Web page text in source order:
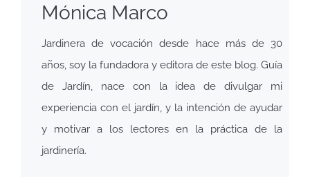
Mónica Marco
Jardinera de vocación desde hace más de 30
años, soy la fundadora y editora de este blog. Guía
de Jardín, nace con la idea de divulgar mi
experiencia con el jardín, y la intención de ayudar
y motivar a los lectores en la práctica de la
jardinería.